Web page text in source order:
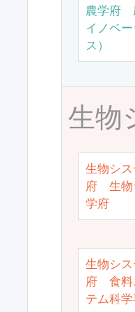
農学府
イノベ
ス）
生物
生物シ
府 生物
学府
生物シ
府 食料
テム科